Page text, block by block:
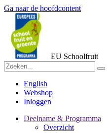
Ga naar de hoofdcontent
EU Schoolfruit
English
Webshop
Inloggen
Deelname & Programma
Overzicht